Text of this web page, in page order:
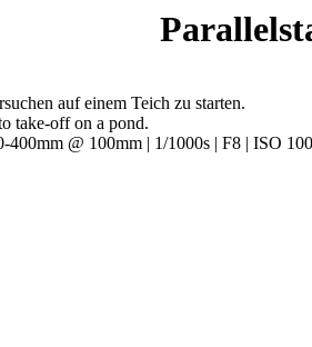
auf einem Teich zu starten.
take-off on a pond.
400mm @ 100mm | 1/1000s | F8 | ISO